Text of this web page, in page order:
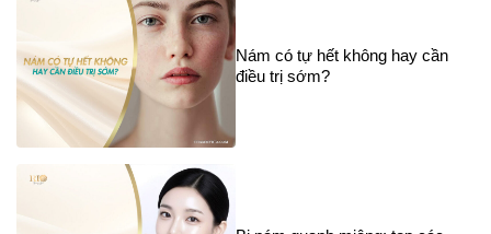
Nám có tự hết không hay cần
điều trị sớm?